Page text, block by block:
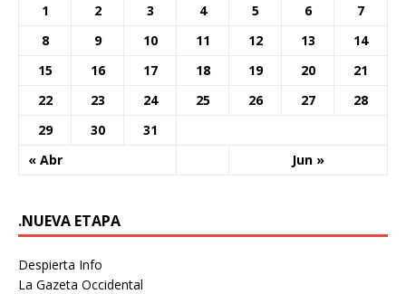
« Abr Jun »
1 2 3 4 5 6
7
8
9 10 11 12 13
14
15
16 17 18 19 20
21
22
23 24 25 26 27
28
29
30 31
.NUEVA ETAPA
Despierta Info
La Gazeta Occidental